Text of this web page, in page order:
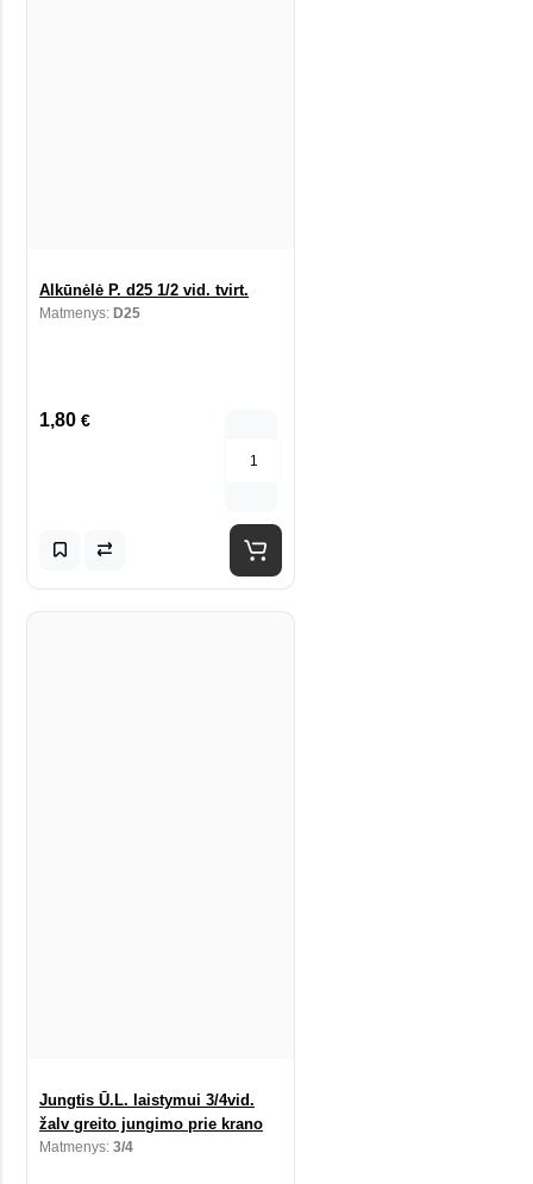
Alkūnėlė P. d25 1/2 vid. tvirt.
Matmenys: D25
1,80 €
Jungtis Ū.L. laistymui 3/4vid.
žalv greito jungimo prie krano
Matmenys: 3/4